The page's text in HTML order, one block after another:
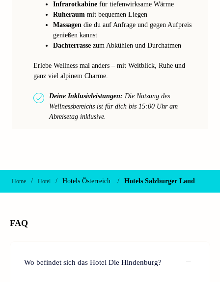
Infrarotkabine für tiefenwirksame Wärme
Ruheraum mit bequemen Liegen
Massagen die du auf Anfrage und gegen Aufpreis
genießen kannst
Dachterrasse zum Abkühlen und Durchatmen
Erlebe Wellness mal anders – mit Weitblick, Ruhe und
ganz viel alpinem Charme.
Deine Inklusivleistungen: Die Nutzung des
Wellnessbereichs ist für dich bis 15:00 Uhr am
Abreisetag inklusive.
Home / Hotel / Hotels Österreich / Hotels Salzburger Land
FAQ
Wo befindet sich das Hotel Die Hindenburg?